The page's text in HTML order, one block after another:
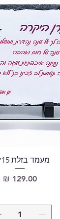
מעמד בזלת 15*20
מחיר‏129.00 ‏₪